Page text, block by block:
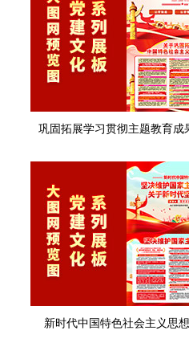
巩固拓展学习贯彻主题教育成
新时代中国特色社会主义思